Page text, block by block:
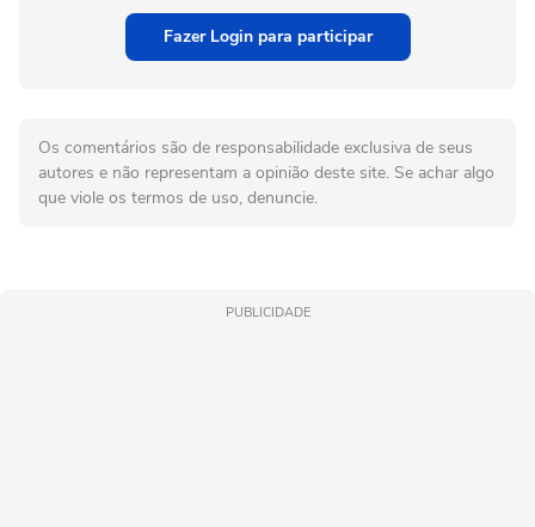
Fazer Login para participar
Os comentários são de responsabilidade exclusiva de seus
autores e não representam a opinião deste site. Se achar algo
que viole os termos de uso, denuncie.
PUBLICIDADE